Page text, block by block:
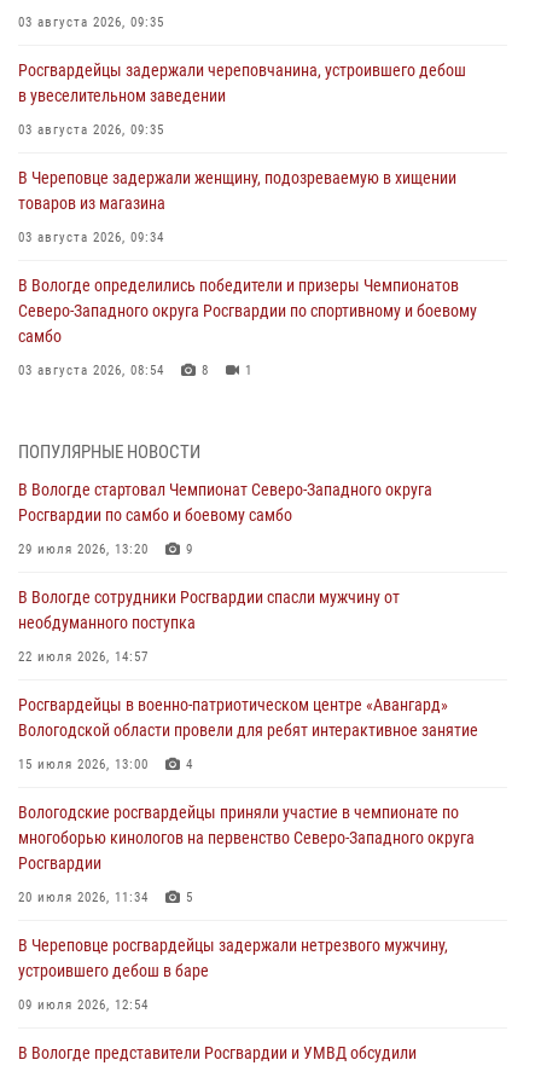
03 августа 2026, 09:35
Росгвардейцы задержали череповчанина, устроившего дебош
в увеселительном заведении
03 августа 2026, 09:35
В Череповце задержали женщину, подозреваемую в хищении
товаров из магазина
03 августа 2026, 09:34
В Вологде определились победители и призеры Чемпионатов
Северо-Западного округа Росгвардии по спортивному и боевому
самбо
03 августа 2026, 08:54 8 1
ОХРАНЫ РОСГВАРДИИ В ВОЛОГОДСКОЙ ОБЛАСТИ ЗАДЕРЖАНО 23
02 августа 2026, 10:37
Росгвардейцы в г. Соколе задержали несовершеннолетнего
31 июля 2026, 06:43
В Вологде стартовал Чемпионат Северо-Западного округа
29 июля 2026, 13:20
В Вологде росгвардейцы задержали мужчину, подозреваемого в
29 июля 2026, 09:08
ПОПУЛЯРНЫЕ НОВОСТИ
В Вологде стартовал Чемпионат Северо-Западного округа
Росгвардии по самбо и боевому самбо
29 июля 2026, 13:20 9
В Вологде сотрудники Росгвардии спасли мужчину от
необдуманного поступка
22 июля 2026, 14:57
Росгвардейцы в военно-патриотическом центре «Авангард»
Вологодской области провели для ребят интерактивное занятие
15 июля 2026, 13:00 4
Вологодские росгвардейцы приняли участие в чемпионате по
многоборью кинологов на первенство Северо-Западного округа
Росгвардии
20 июля 2026, 11:34 5
В Череповце росгвардейцы задержали нетрезвого мужчину,
устроившего дебош в баре
09 июля 2026, 12:54
В Вологде представители Росгвардии и УМВД обсудили